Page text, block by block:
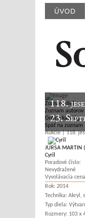
ÚVOD
118.
23.
Zoznam diel
Zoznam autorov
Online katalóg
Späť na zoznam
Aukcie | 118.
JURSA MARTIN
Cyril
Poradové číslo:
Nevydražené
Vyvolávacia
Rok: 2014
Technika: Akryl,
Typ diela:
Rozmery: 103 x